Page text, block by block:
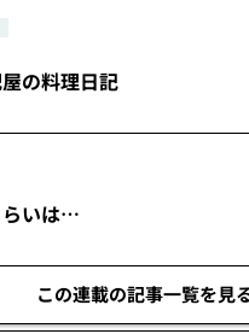
の料理日記
らいは…
この連載の記事一覧を見